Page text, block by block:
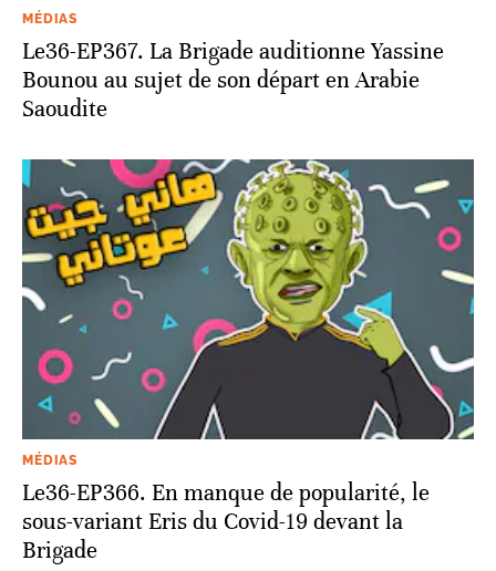
MÉDIAS
Le36-EP367. La Brigade auditionne Yassine
Bounou au sujet de son départ en Arabie
Saoudite
MÉDIAS
Le36-EP366. En manque de popularité, le
sous-variant Eris du Covid-19 devant la
Brigade